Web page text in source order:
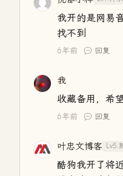
我开的是网易
找不到
6年前 回复
我
收藏备用，希
6年前 回复
叶忠文博客 Lv5.
酷狗我开了将